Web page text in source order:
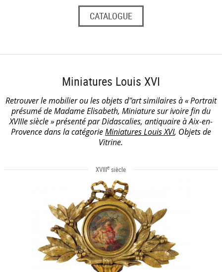
CATALOGUE
Miniatures Louis XVI
Retrouver le mobilier ou les objets d''art similaires à « Portrait
présumé de Madame Elisabeth, Miniature sur ivoire fin du
XVIIIe siècle » présenté par Didascalies, antiquaire à Aix-en-
Provence dans la catégorieMiniatures Louis XVI, Objets de
Vitrine.
XVIIIe siècle